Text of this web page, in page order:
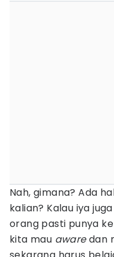
Nah, gimana? Ada
kalian? Kalau iya
orang pasti punya
kita mau awaredan